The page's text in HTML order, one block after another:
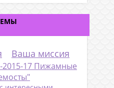
Ваша миссия
2015-17 Пижамные